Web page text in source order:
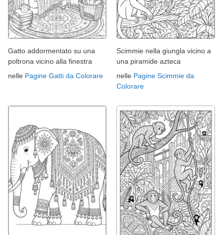
Gatto addormentato su una
poltrona vicino alla finestra
nelle Pagine Gatti da Colorare
Scimmie nella giungla vicino a
una piramide azteca
nelle Pagine Scimmie da
Colorare